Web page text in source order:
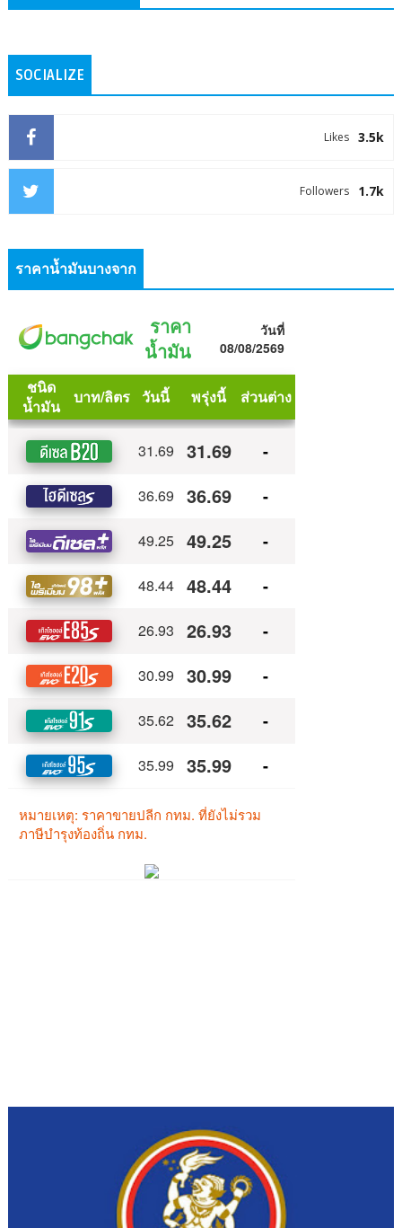
SOCIALIZE
3.5k
Likes
1.7k
Followers
ราคาน้ำมันบางจาก